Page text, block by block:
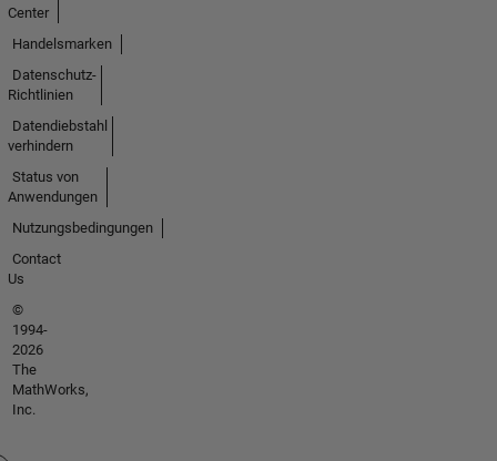
Center
Handelsmarken
Datenschutz-
Richtlinien
Datendiebstahl
verhindern
Status von
Anwendungen
Nutzungsbedingungen
Contact
Us
©
1994-
2026
The
MathWorks,
Inc.